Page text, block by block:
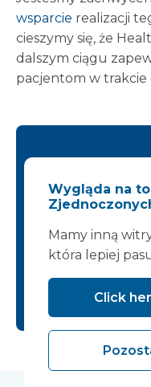
wsparcie realizacji
cieszymy się, że
dalszym ciągu
pacjentom w trakcie
obiektu?
Skontaktuj
+44 (0)1452
Wygląda na
Mamy inną
która lepiej
Click